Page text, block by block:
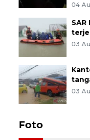
04
03
03
Foto